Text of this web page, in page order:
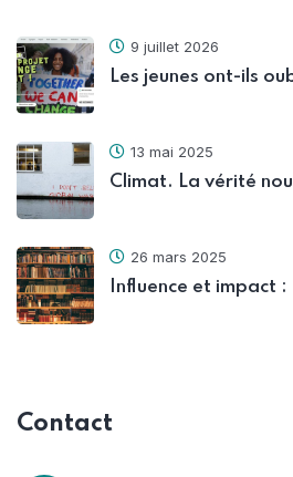
9 juillet 2026
Les jeunes ont-ils
13 mai 2025
Climat. La vérité
26 mars 2025
Influence et impact
Contact